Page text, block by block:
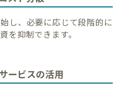
し、必要に応じて段階的に
を抑制できます。
ービスの活用